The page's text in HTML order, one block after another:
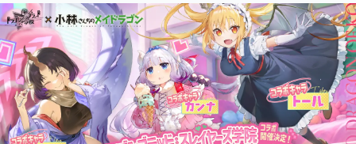
ピックアップ
電ファミのいま読まれている記事ランキング
アプリセール情報
インタビュー